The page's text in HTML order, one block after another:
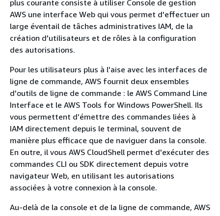
plus courante consiste à utiliser Console de gestion
AWS une interface Web qui vous permet d'effectuer un
large éventail de tâches administratives IAM, de la
création d'utilisateurs et de rôles à la configuration
des autorisations.
Pour les utilisateurs plus à l'aise avec les interfaces de
ligne de commande, AWS fournit deux ensembles
d'outils de ligne de commande : le AWS Command Line
Interface et le AWS Tools for Windows PowerShell. Ils
vous permettent d’émettre des commandes liées à
IAM directement depuis le terminal, souvent de
manière plus efficace que de naviguer dans la console.
En outre, il vous AWS CloudShell permet d'exécuter des
commandes CLI ou SDK directement depuis votre
navigateur Web, en utilisant les autorisations
associées à votre connexion à la console.
Au-delà de la console et de la ligne de commande, AWS